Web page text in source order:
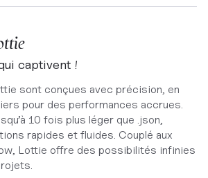
captivent !
sont conçues avec précision, en
pour des performances accrues.
10 fois plus léger que .json,
rapides et fluides. Couplé aux
Lottie offre des possibilités infinies